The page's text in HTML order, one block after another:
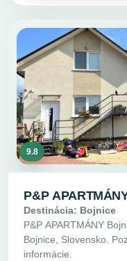
9.8
P&P
Destinácia: Bojnice
P&P APARTMÁNY
Bojnice, Slovensko.
informácie.